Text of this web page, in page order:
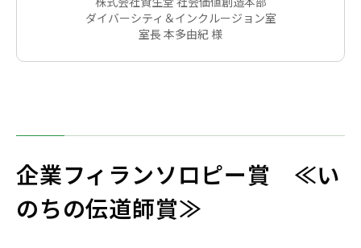
ダイバーシティ＆インクルージョン室
室長 本多由紀 様
企業フィランソロピー賞 ≪い
のちの伝道師賞≫